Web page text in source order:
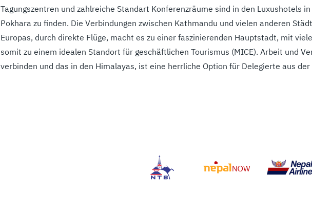
Tagungszentren und zahlreiche Standart Konferenzräume sind in den Luxushotels
Pokhara zu finden. Die Verbindungen zwischen Kathmandu und vielen anderen
Europas, durch direkte Flüge, macht es zu einer faszinierenden Hauptstadt, mit
somit zu einem idealen Standort für geschäftlichen Tourismus (MICE). Arbeit und
verbinden und das in den Himalayas, ist eine herrliche Option für Delegierte aus der